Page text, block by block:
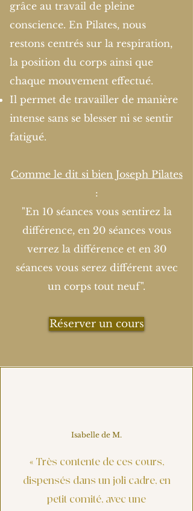
grâce au travail de pleine
conscience. En Pilates, nous
restons centrés sur la respiration,
la position du corps ainsi que
chaque mouvement effectué.
Il permet de travailler de manière
intense sans se blesser ni se sentir
fatigué.
Comme le dit si bien Joseph Pilates
:
"En 10 séances vous sentirez la
différence, en 20 séances vous
verrez la différence et en 30
séances vous serez différent avec
un corps tout neuf".
Réserver un cours
Isabelle de M.
« Très contente de ces cours,
dispensés dans un joli cadre, en
petit comité, avec une